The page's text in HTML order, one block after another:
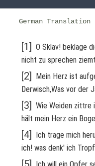
German Translation
[1] O Sklav! beklage
nicht zu sprechen
[2] Mein Herz ist
Derwisch,Was vor der
[3] Wie Weiden zittre
hält mein Herz ein
[4] Ich trage mich
ich! was denk' ich